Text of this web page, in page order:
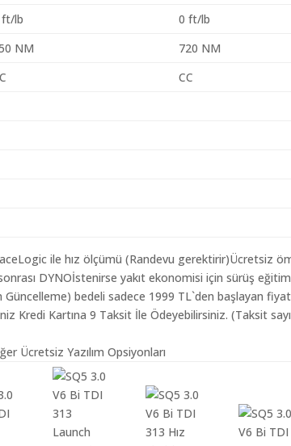
ft/lb
0 ft/lb
NM
720 NM
CC
ile hız ölçümü (Randevu gerektirir)Ücretsiz
DYNOİstenirse yakıt ekonomisi için sürüş
Güncelleme) bedeli sadece 1999 TL`den başlayan
Kredi Kartına 9 Taksit İle Ödeyebilirsiniz. (Taksit
Ücretsiz Yazılım Opsiyonları